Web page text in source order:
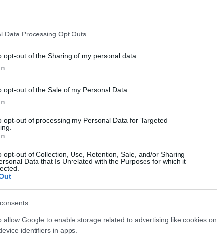
Data Processing Opt Outs
opt-out of the Sharing of my personal data.
opt-out of the Sale of my Personal Data.
opt-out of processing my Personal Data for Targeted
opt-out of Collection, Use, Retention, Sale, and/or Sharing
Data that Is Unrelated with the Purposes for which it
allow Google to enable storage related to advertising like cookies on
identifiers in apps.
moteur du groupe
face à Lyon ont laissé une impression